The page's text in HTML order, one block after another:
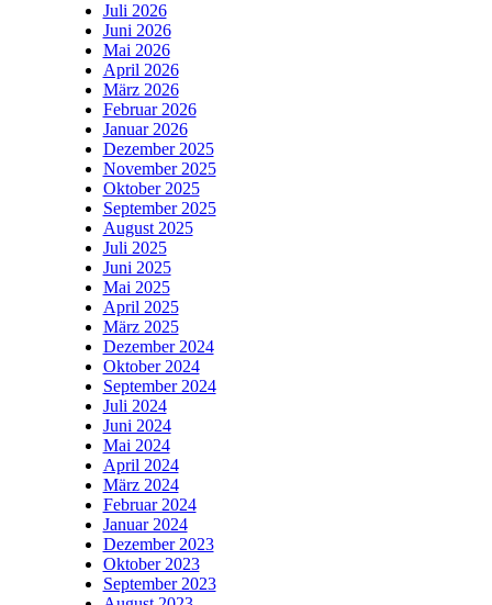
Juli 2026
Juni 2026
Mai 2026
April 2026
März 2026
Februar 2026
Januar 2026
Dezember 2025
November 2025
Oktober 2025
September 2025
August 2025
Juli 2025
Juni 2025
Mai 2025
April 2025
März 2025
Dezember 2024
Oktober 2024
September 2024
Juli 2024
Juni 2024
Mai 2024
April 2024
März 2024
Februar 2024
Januar 2024
Dezember 2023
Oktober 2023
September 2023